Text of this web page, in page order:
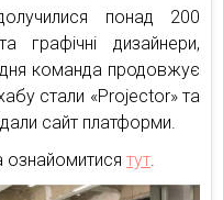
понад 200
графічні дизайнери,
команда продовжує
стали «Projector» та
сайт платформи.
тут